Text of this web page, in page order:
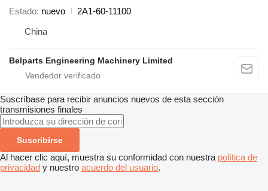
Estado nuevo
2A1-60-11100
China
Belparts Engineering Machinery Limited
Suscríbase para recibir anuncios nuevos de esta sección
transmisiones finales
Suscribirse
Al hacer clic aquí, muestra su conformidad con nuestra política de
privacidad y nuestro acuerdo del usuario.